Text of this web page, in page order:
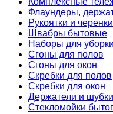
Флаундеры,
Рукоятки и черенки
Швабры бытовые
Наборы для уборки
Сгоны для полов
Сгоны для окон
Скребки для полов
Скребки для окон
Держатели и
Стекломойки